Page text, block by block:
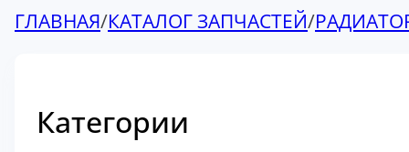
ГЛАВНАЯ/КАТАЛОГ ЗАПЧАСТЕЙ/
Категории